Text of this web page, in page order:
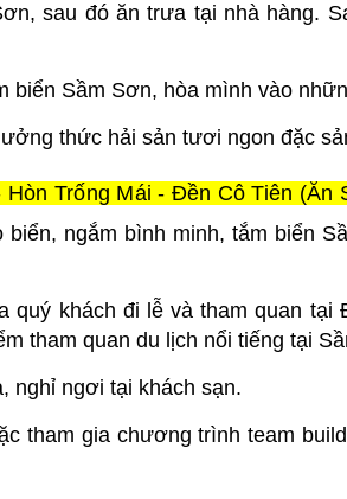
sau đó ăn trưa tại nhà hàng.
biển Sầm Sơn, hòa mình vào
thức hải sản tươi ngon đặc
Trống Mái - Đền Cô Tiên (Ăn
ngắm bình minh, tắm biển
quý khách đi lễ và tham quan
tham quan du lịch nổi tiếng tại
nghỉ ngơi tại khách sạn.
tham gia chương trình team